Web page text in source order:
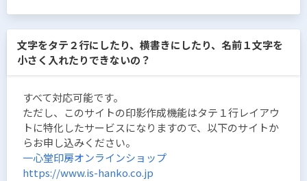
文字をタテ２行にしたり、横書きにしたり、名前１文字を
小さく入れたりできないの？
すべて対応可能です。
ただし、このサイトの印影作成機能はタテ１行レイアウ
トに特化したサービスになりますので、以下のサイトか
らお申し込みください。
一心堂印房オンラインショップ
https://www.is-hanko.co.jp